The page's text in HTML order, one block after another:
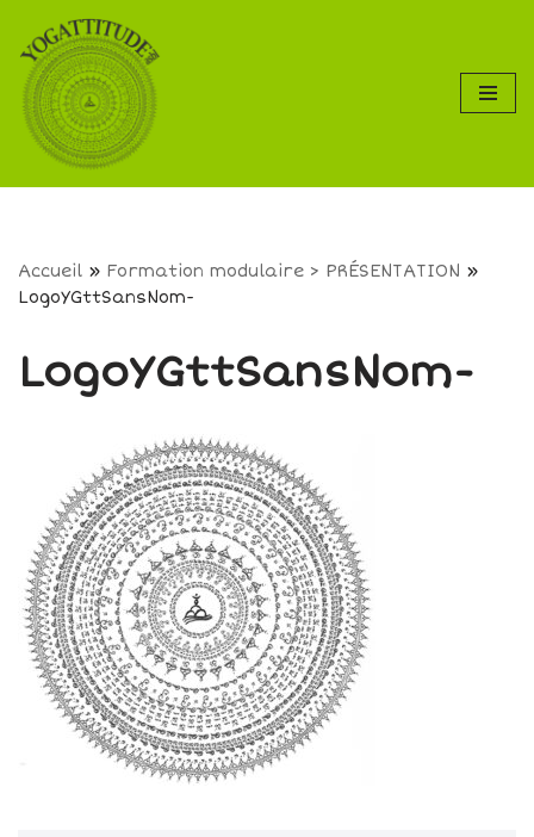
Aller
au
contenu
Accueil » Formation modulaire > PRÉSENTATION »
LogoYGttSansNom-
LogoYGttSansNom-